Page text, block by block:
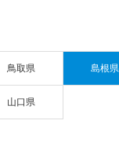
鳥取県 島根県
山口県